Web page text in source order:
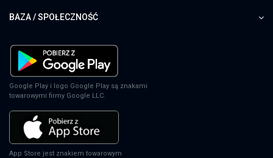
BAZA / SPOŁECZNOŚĆ
Google Play i logo Google Play są znakami
towarowymi firmy Google LLC.
App Store jest znakiem towarowym